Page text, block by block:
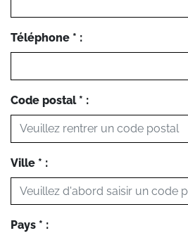
Téléphone * :
Code postal * :
Ville * :
Pays * :